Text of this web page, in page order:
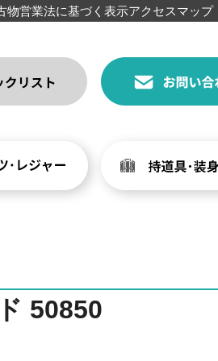
物営業法に基づく表示アクセスマップ
50850